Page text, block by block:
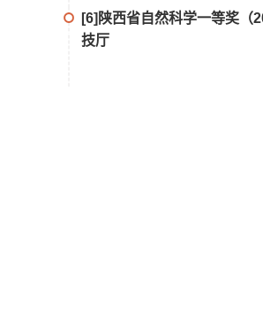
[6]陕西省自然科学一等奖
技厅